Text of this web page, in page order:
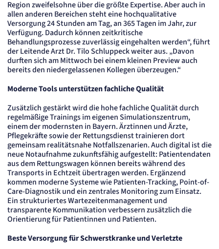
Region zweifelsohne über die größte Expertise. Aber auch in
allen anderen Bereichen steht eine hochqualitative
Versorgung 24 Stunden am Tag, an 365 Tagen im Jahr, zur
Verfügung. Dadurch können zeitkritische
Behandlungsprozesse zuverlässig eingehalten werden“, führt
der Leitende Arzt Dr. Tilo Schluppeck weiter aus. „Davon
durften sich am Mittwoch bei einem kleinen Preview auch
bereits den niedergelassenen Kollegen überzeugen.“
Moderne Tools unterstützen fachliche Qualität
Zusätzlich gestärkt wird die hohe fachliche Qualität durch
regelmäßige Trainings im eigenen Simulationszentrum,
einem der modernsten in Bayern. Ärztinnen und Ärzte,
Pflegekräfte sowie der Rettungsdienst trainieren dort
gemeinsam realitätsnahe Notfallszenarien. Auch digital ist die
neue Notaufnahme zukunftsfähig aufgestellt: Patientendaten
aus dem Rettungswagen können bereits während des
Transports in Echtzeit übertragen werden. Ergänzend
kommen moderne Systeme wie Patienten-Tracking, Point-of-
Care-Diagnostik und ein zentrales Monitoring zum Einsatz.
Ein strukturiertes Wartezeitenmanagement und
transparente Kommunikation verbessern zusätzlich die
Orientierung für Patientinnen und Patienten.
Beste Versorgung für Schwerstkranke und Verletzte
_et_coid
Anbieter:
etracker GmbH
Zweck:
Cookie Erkennung
Cookie Laufzeit:
2 Jahre
et_allow_cookies
Anbieter:
etracker GmbH
Zweck:
Es erlaubt eTracker Cookies zu setzen.
Cookie Laufzeit:
480 Tage
etracker Analytics
Name:
isSdEnabled
Anbieter:
Zweck:
Erkennung, ob bei dem Besucher die Scrolltiefe gemessen wird.